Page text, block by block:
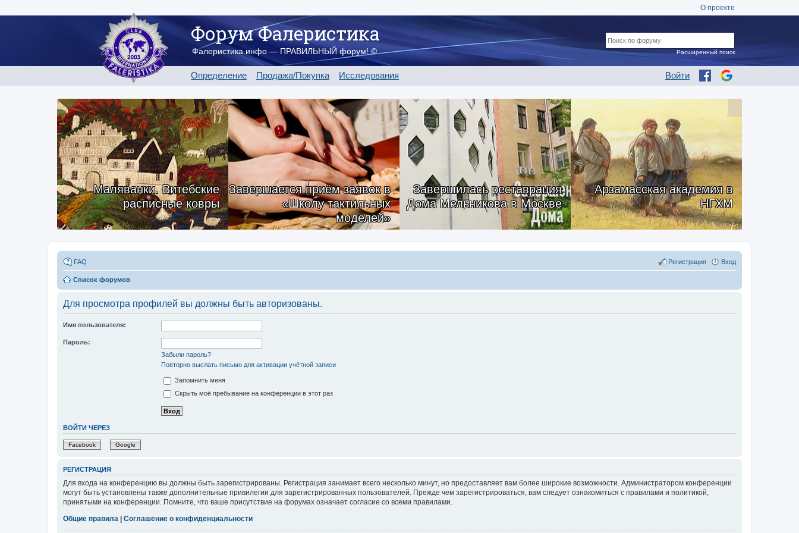
О проекте
Форум Фалеристика
Фалеристика.инфо — ПРАВИЛЬНЫЙ форум! ©
Определение Продажа/Покупка Исследования Войти
Расширенный поиск
Маляванки. Витебские
расписные ковры
Завершается приём заявок в
«Школу тактильных
моделей»
Завершилась реставрация
Дома Мельникова в Москве
Арзамасская академия в
НГХМ
FAQ Вход
Регистрация
Список форумов
Для просмотра профилей вы должны быть авторизованы.
Имя пользователя:
Пароль:
Забыли пароль?
Повторно выслать письмо для активации учётной записи
Запомнить меня
Скрыть моё пребывание на конференции в этот раз
ВОЙТИ ЧЕРЕЗ
Facebook Google
РЕГИСТРАЦИЯ
Для входа на конференцию вы должны быть зарегистрированы. Регистрация занимает всего несколько минут, но предоставляет вам более широкие возможности. Администратором конференции
могут быть установлены также дополнительные привилегии для зарегистрированных пользователей. Прежде чем зарегистрироваться, вам следует ознакомиться с правилами и политикой,
принятыми на конференции. Помните, что ваше присутствие на форумах означает согласие со всеми правилами.
Общие правила
Соглашение о конфиденциальности